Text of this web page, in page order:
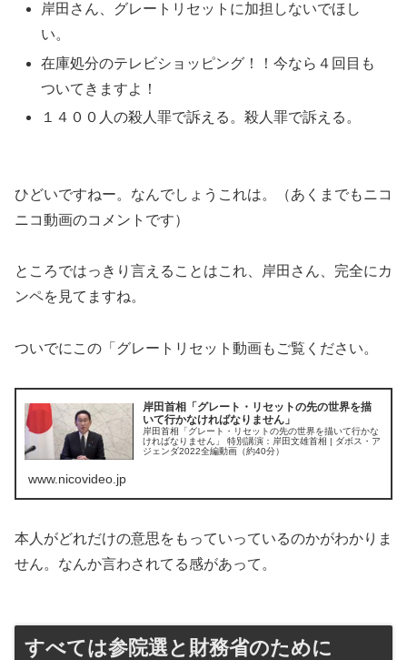
岸田さん、グレートリセットに加担しないでほし
い。
在庫処分のテレビショッピング！！今なら４回目も
ついてきますよ！
１４００人の殺人罪で訴える。殺人罪で訴える。
ひどいですねー。なんでしょうこれは。（あくまでもニコ
ニコ動画のコメントです）
ところではっきり言えることはこれ、岸田さん、完全にカ
ンペを見てますね。
ついでにこの「グレートリセット動画もご覧ください。
岸田首相「グレート・リセットの先の世界を描
いて行かなければなりません」
岸田首相「グレート・リセットの先の世界を描いて行かな
ければなりません」 特別講演：岸田文雄首相 | ダボス・ア
ジェンダ2022全編動画（約40分）
www.nicovideo.jp
本人がどれだけの意思をもっていっているのかがわかりま
せん。なんか言わされてる感があって。
すべては参院選と財務省のために